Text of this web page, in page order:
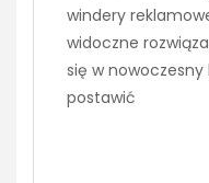
windery
widoczne
się w
postawić